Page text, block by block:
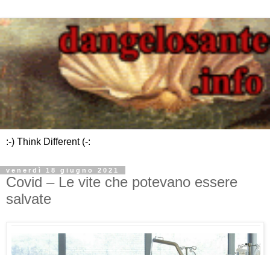
:-) Think Different (-:
venerdì 18 giugno 2021
Covid – Le vite che potevano essere
salvate